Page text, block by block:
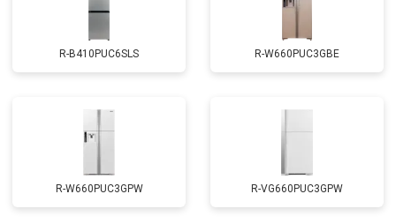
R-B410PUC6SLS R-W660PUC3GBE
R-W660PUC3GPW R-VG660PUC3GPW